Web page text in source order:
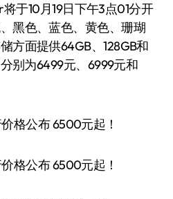
于10月19日下午3点01分开
黑色、蓝色、黄色、珊瑚
方面提供64GB、128GB和
别为6499元、6999元和